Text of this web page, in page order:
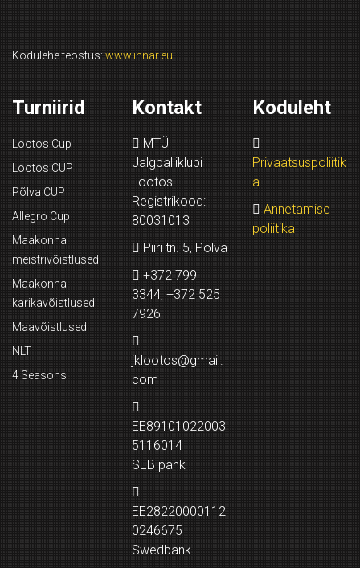
Kodulehe teostus: www.innar.eu
Turniirid
Lootos Cup
Lootos CUP
Põlva CUP
Allegro Cup
Maakonna
meistrivõistlused
Maakonna
karikavõistlused
Maavõistlused
NLT
4 Seasons
Kontakt
MTÜ
Jalgpalliklubi
Lootos
Registrikood:
80031013
Piiri tn. 5, Põlva
+372 799
3344, +372 525
7926
jklootos@gmail.
com
EE89101022003
5116014
SEB pank
EE28220000112
0246675
Swedbank
Koduleht
Privaatsuspoliitik
a
Annetamise
poliitika